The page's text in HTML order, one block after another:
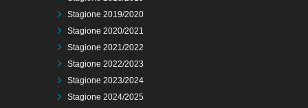
Stagione 2019/2020
Stagione 2020/2021
Stagione 2021/2022
Stagione 2022/2023
Stagione 2023/2024
Stagione 2024/2025